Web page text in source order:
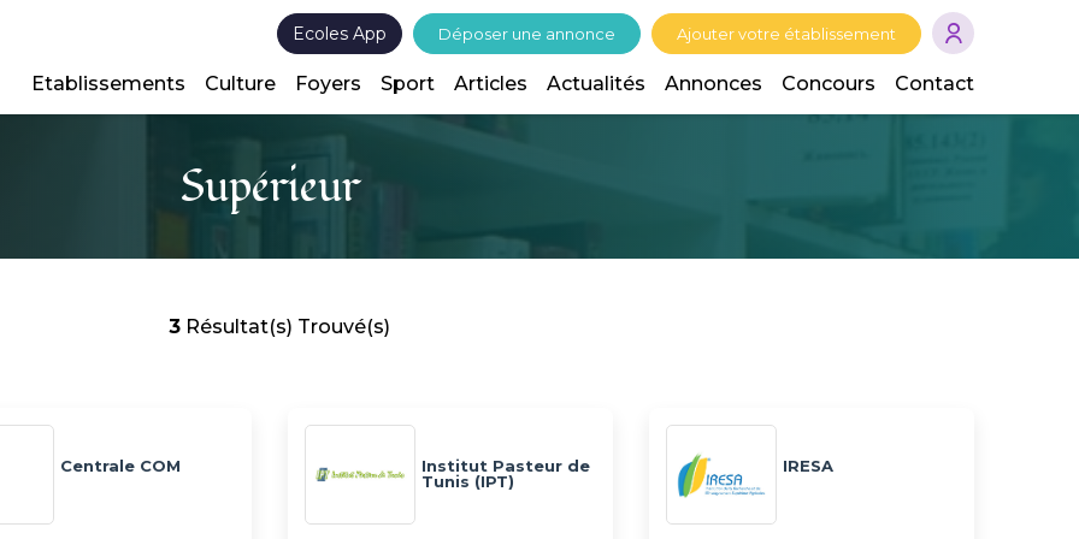
Ecoles App Déposer une annonce Ajouter votre établissement
Etablissements Culture Foyers Sport Articles Actualités Annonces Concours Contact
Supérieur
3 Résultat(s) Trouvé(s)
Centrale COM
Institut Pasteur de
Tunis (IPT)
IRESA